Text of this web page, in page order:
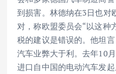
到损害。林德纳在3日也对
对，称欧盟委员会“以这种
税的建议是错误的。他坦
汽车业弊大于利。去年10
进口自中国的电动汽车发